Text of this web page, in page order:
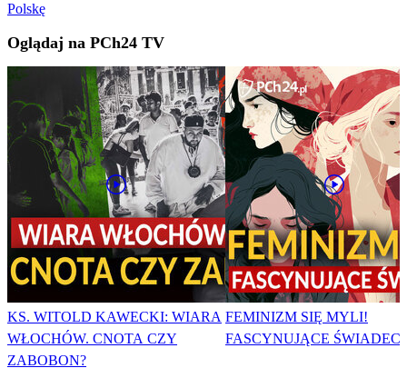
Polskę
Oglądaj na PCh24 TV
KS. WITOLD KAWECKI: WIARA
WŁOCHÓW. CNOTA CZY
ZABOBON?
FEMINIZM SIĘ MYLI!
FASCYNUJĄCE